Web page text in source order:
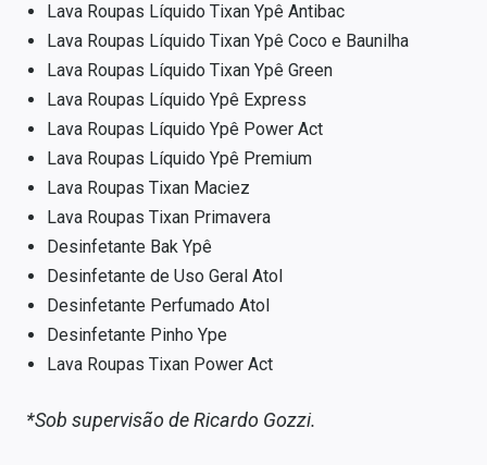
Lava Roupas Líquido Tixan Ypê Antibac
Lava Roupas Líquido Tixan Ypê Coco e Baunilha
Lava Roupas Líquido Tixan Ypê Green
Lava Roupas Líquido Ypê Express
Lava Roupas Líquido Ypê Power Act
Lava Roupas Líquido Ypê Premium
Lava Roupas Tixan Maciez
Lava Roupas Tixan Primavera
Desinfetante Bak Ypê
Desinfetante de Uso Geral Atol
Desinfetante Perfumado Atol
Desinfetante Pinho Ype
Lava Roupas Tixan Power Act
*Sob supervisão de Ricardo Gozzi.